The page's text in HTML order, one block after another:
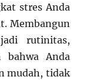
stres Anda
Membangun
rutinitas,
bahwa Anda
mudah, tidak